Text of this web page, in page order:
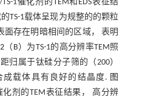
1催化剂的TEM和EDS表征结
的TS-1载体呈现为规整的的颗粒
面存在明暗相间的区域， 表明
（B）为TS-1的高分辨率TEM照
归属于钛硅分子筛的（200）
载体具有良好的结晶度. 图
化剂的TEM表征结果， 高分辨